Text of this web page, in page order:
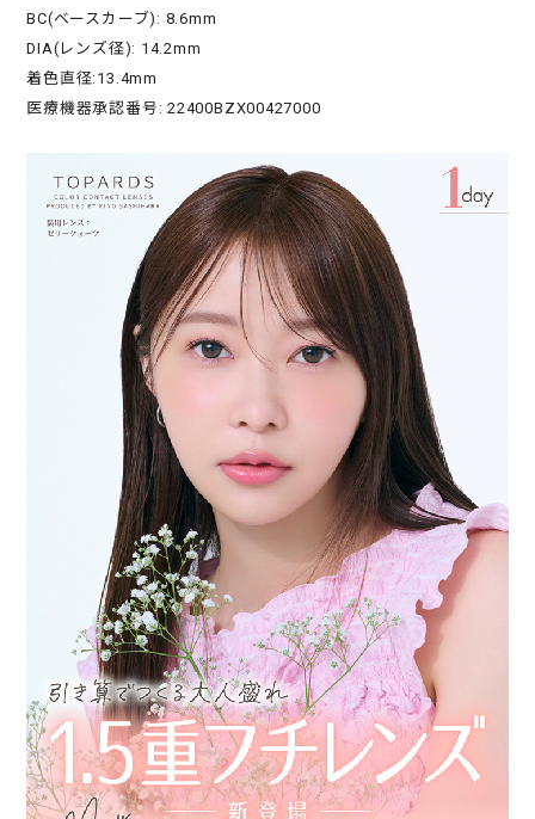
BC(ベースカーブ): 8.6mm
DIA(レンズ径): 14.2mm
着色直径:13.4mm
医療機器承認番号: 22400BZX00427000